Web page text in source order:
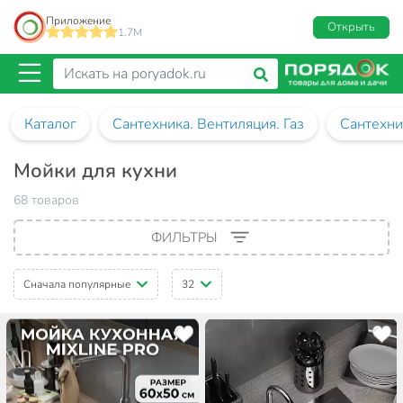
Приложение
1.7M
Открыть
Каталог Сантехника. Вентиляция. Газ
Мойки для кухни
68 товаров
ФИЛЬТРЫ
Сначала популярные 32